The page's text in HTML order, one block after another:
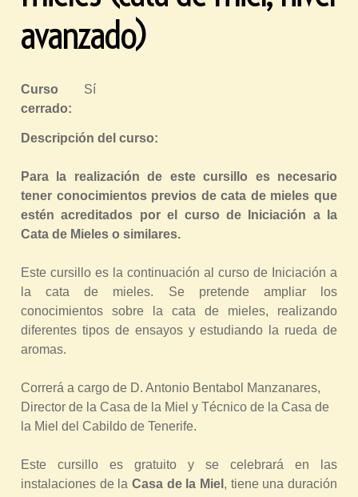
e
n
r
a
u
t
e
d
q
u
í
avanzado)
Curso
cerrado:
Sí
Descripción del curso:
Para la realización de este cursillo es necesario
tener conocimientos previos de cata de mieles que
estén acreditados por el curso de Iniciación a la
Cata de Mieles o similares.
Este cursillo es la continuación al curso de Iniciación a
la cata de mieles. Se pretende ampliar los
conocimientos sobre la cata de mieles, realizando
diferentes tipos de ensayos y estudiando la rueda de
aromas.
Correrá a cargo de D. Antonio Bentabol Manzanares,
Director de la Casa de la Miel y Técnico de la Casa de
la Miel del Cabildo de Tenerife.
Este cursillo es gratuito y se celebrará en las
instalaciones de la Casa de la Miel , tiene una duración